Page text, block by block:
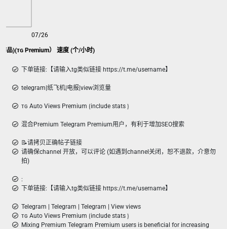
品)(ᴛɢ Premium） 速度 (个/小时)
07/26
下单链接:【请输入tg类似链接 https://t.me/username】
telegram|纸飞机|电报|view浏览量
ᴛɢ Auto Views Premium ⟮include stats ⟯
混合Premium Telegram Premium用户，有利于增加SEO搜索
📝请拷贝正确帖子链接
请确保channel 开放，可以评论 (如遇到channel关闭，恕不退款，介意勿
拍)
:
下单链接:【请输入tg类似链接 https://t.me/username】
Telegram | Telegram | Telegram | View views
ᴛɢ Auto Views Premium ⟮include stats ⟯
Mixing Premium Telegram Premium users is beneficial for increasing